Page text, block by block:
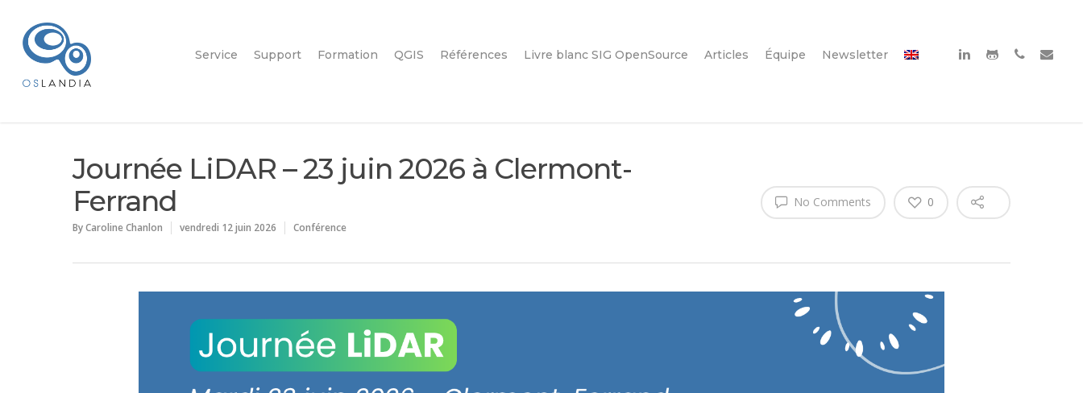
Service Support Formation QGIS Références Livre blanc SIG OpenSource Articles Équipe Newsletter
Journée LiDAR – 23 juin 2026 à Clermont-
Ferrand
ByCaroline Chanlon vendredi 12 juin 2026 Conférence
No Comments 0